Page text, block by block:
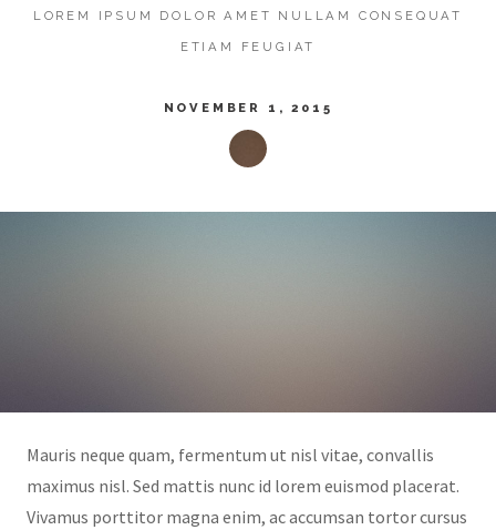
LOREM IPSUM DOLOR AMET NULLAM CONSEQUAT
ETIAM FEUGIAT
NOVEMBER 1, 2015
Mauris neque quam, fermentum ut nisl vitae, convallis
maximus nisl. Sed mattis nunc id lorem euismod placerat.
Vivamus porttitor magna enim, ac accumsan tortor cursus